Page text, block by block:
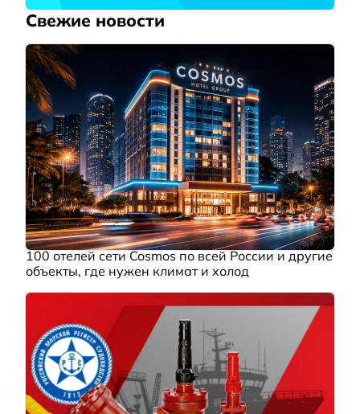
Свежие новости
100 отелей сети Cosmos по всей России и другие
объекты, где нужен климат и холод